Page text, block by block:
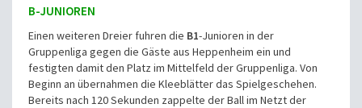
B-JUNIOREN
Einen weiteren Dreier fuhren die B1-Junioren in der
Gruppenliga gegen die Gäste aus Heppenheim ein und
festigten damit den Platz im Mittelfeld der Gruppenliga. Von
Beginn an übernahmen die Kleeblätter das Spielgeschehen.
Bereits nach 120 Sekunden zappelte der Ball im Netzt der